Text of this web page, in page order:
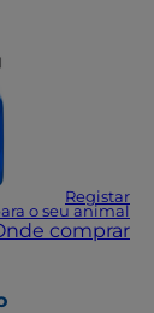
Registar
o seu animal
comprar